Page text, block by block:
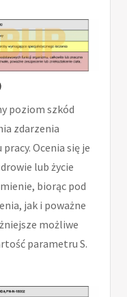
poziom szkód
zdarzenia
Ocenia się je
lub życie
biorąc pod
jak i poważne
możliwe
parametru S.